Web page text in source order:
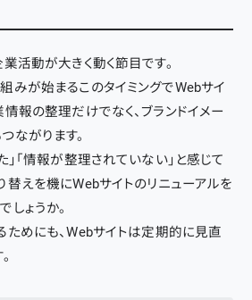
活動が大きく動く節目です。
みが始まるこのタイミングでWebサイ
情報の整理だけでなく、ブランドイメー
ながります。
」「情報が整理されていない」と感じて
替えを機にWebサイトのリニューアルを
ょうか。
ためにも、Webサイトは定期的に見直